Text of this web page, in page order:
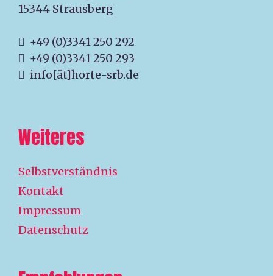
15344 Strausberg
+49 (0)3341 250 292
+49 (0)3341 250 293
info[ät]horte-srb.de
Weiteres
Selbstverständnis
Kontakt
Impressum
Datenschutz